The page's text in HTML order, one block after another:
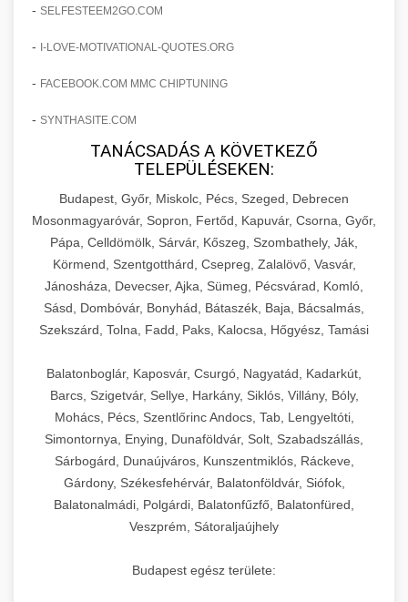
amelyek valós eredményeket hoznak.
szonyegtisztito.net
marketing stratégiai tervrajz
útjáról, bemutatva az utat a küzdő praxistól a
virágzó vállalkozásig 150%-os növekedéssel.
klinika átalakulási történet
Érdeklődés 150%-os Fokozása
Technikák és módszerek a páciensek
érdeklődésének és elkötelezettségének drámai
növeléséhez. Egy 150%-os fellendülési
esettanulmány gyakorlati betekintésekkel.
weboldal-keszites.co
elkötelezettség erősítési módszerek
🎮 19. AI Google Ads és Meta
Kampány Kezelés
Fejlett AI-alapú Google Ads és Meta hirdetési
kampánykezelés. Optimalizálja hirdetési
költségvetését gépi tanulással és
automatizálással.
aikampany.hu AI hirdetési automatizálás
🍞 20. Ipari Dagasztógép +
Professzionális ipari dagasztógépek és
tésztakeverő gépek pékségek és kereskedelmi
konyhák számára. Masszív konstrukció
megbízható teljesítményhez.
chef-iparikonyhagepek.hu
kereskedelmi tésztakeverő
🔪 21. Ipari Szeletelőgép +
Ipari hús- és sajtszeletelő gépek professzionális
élelmiszer-előkészítéshez. Precíziós vágás
állítható vastagság beállítással.
chef-iparikonyhagepek.hu
professzionális élelmiszer szeletelő
📦 22. Vákuumozó Gép +
Kereskedelmi vákuumcsomagoló berendezések
élelmiszerek tartósításához. Hosszabbítsa a
szavatossági időt és tartsa meg a termék
frissességét.
🎁 23. Vákuumfóliázó Gép +
Ipari vákuumfóliázó gépek professzionális
Hatékony lezárási és tartósítási megoldások.
- SELFESTEEM2GO.COM
- I-LOVE-MOTIVATIONAL-QUOTES.ORG
- FACEBOOK.COM MMC CHIPTUNING
- SYNTHASITE.COM
TANÁCSADÁS A KÖVETKEZŐ
TELEPÜLÉSEKEN:
Budapest, Győr, Miskolc, Pécs, Szeged, Debrecen
Mosonmagyaróvár, Sopron, Fertőd, Kapuvár, Csorna, Győr,
Pápa, Celldömölk, Sárvár, Kőszeg, Szombathely, Ják,
Körmend, Szentgotthárd, Csepreg, Zalalövő, Vasvár,
Jánosháza, Devecser, Ajka, Sümeg, Pécsvárad, Komló,
Sásd, Dombóvár, Bonyhád, Bátaszék, Baja, Bácsalmás,
Szekszárd, Tolna, Fadd, Paks, Kalocsa, Hőgyész, Tamási
Balatonboglár, Kaposvár, Csurgó, Nagyatád, Kadarkút,
Barcs, Szigetvár, Sellye, Harkány, Siklós, Villány, Bóly,
Mohács, Pécs, Szentlőrinc Andocs, Tab, Lengyeltóti,
Simontornya, Enying, Dunaföldvár, Solt, Szabadszállás,
Sárbogárd, Dunaújváros, Kunszentmiklós, Ráckeve,
Gárdony, Székesfehérvár, Balatonföldvár, Siófok,
Balatonalmádi, Polgárdi, Balatonfűzfő, Balatonfüred,
Veszprém, Sátoraljaújhely
Budapest egész területe: